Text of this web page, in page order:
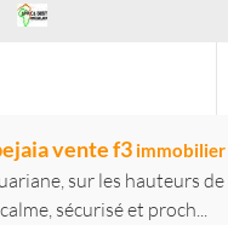
vente f3 immobilier
sur les hauteurs
sécurisé et proch...